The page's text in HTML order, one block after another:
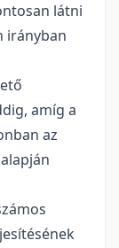
látni
irányban
amíg a
az